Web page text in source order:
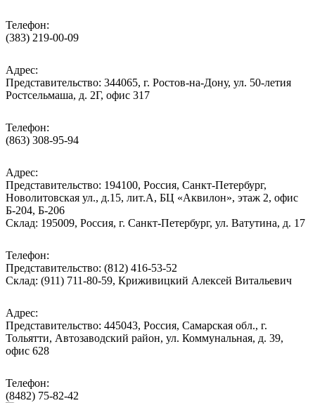
Телефон:
(383) 219-00-09
Адрес:
Представительство: 344065, г. Ростов-на-Дону, ул. 50-летия
Ростсельмаша, д. 2Г, офис 317
Телефон:
(863) 308-95-94
Адрес:
Представительство: 194100, Россия, Санкт-Петербург,
Новолитовская ул., д.15, лит.А, БЦ «Аквилон», этаж 2, офис
Б-204, Б-206
Склад: 195009, Россия, г. Санкт-Петербург, ул. Ватутина, д. 17
Телефон:
Представительство: (812) 416-53-52
Склад: (911) 711-80-59, Криживицкий Алексей Витальевич
Адрес:
Представительство: 445043, Россия, Самарская обл., г.
Тольятти, Автозаводский район, ул. Коммунальная, д. 39,
офис 628
Телефон:
(8482) 75-82-42